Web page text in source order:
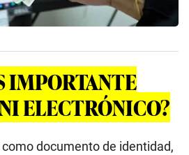
IMPORTANTE
ELECTRÓNICO?
como documento de identidad,